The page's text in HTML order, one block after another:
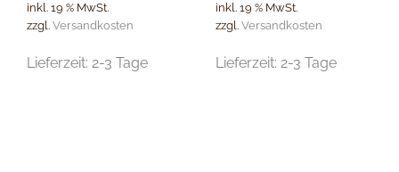
inkl. 19 % MwSt.
zzgl. Versandkosten
Lieferzeit: 2-3 Tage
inkl. 19 % MwSt.
zzgl.Versandkosten
Lieferzeit:2-3 Tage